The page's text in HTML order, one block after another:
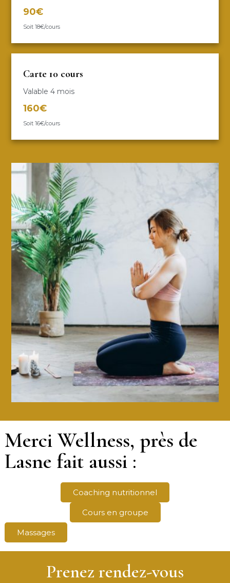
90€
Soit 18€/cours
Carte 10 cours
Valable 4 mois
160€
Soit 16€/cours
Merci Wellness, près de
Lasne fait aussi :
Coaching nutritionnel
Cours en groupe
Massages
Prenez rendez-vous